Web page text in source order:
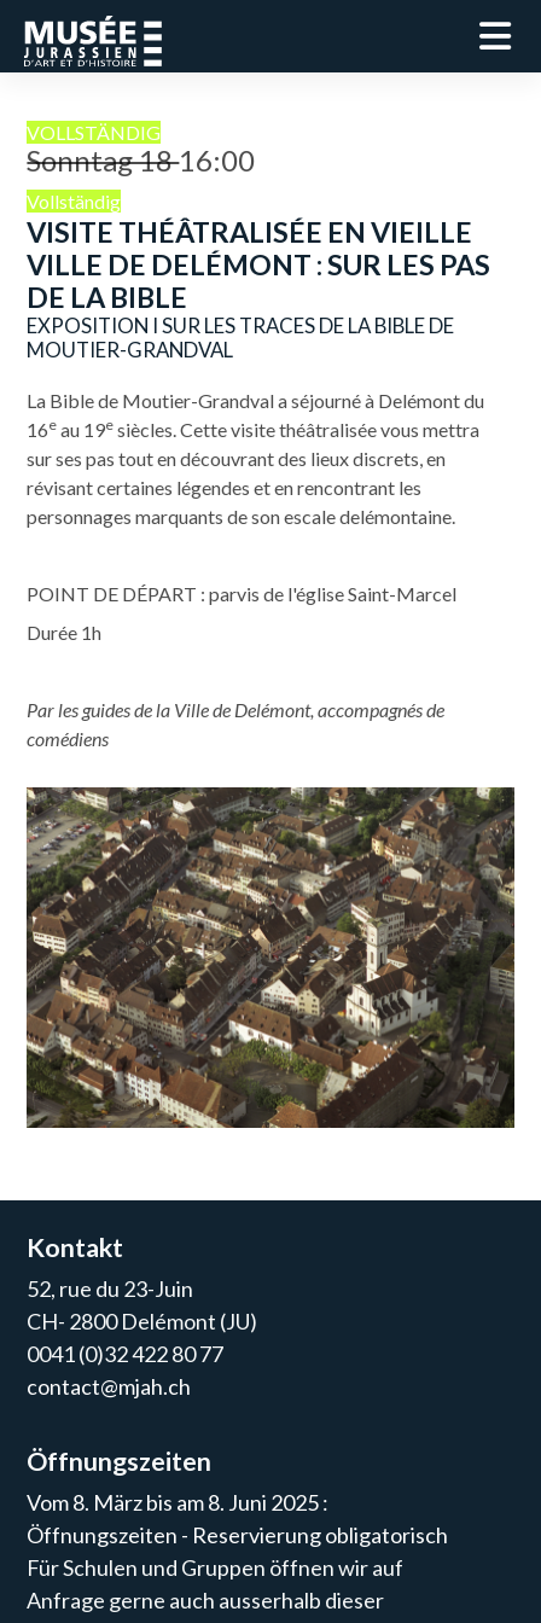
VOLLSTÄNDIG
Sonntag 1816:00
Vollständig
VISITE THÉÂTRALISÉE EN VIEILLE
VILLE DE DELÉMONT : SUR LES PAS
DE LA BIBLE
EXPOSITION I SUR LES TRACES DE LA BIBLE DE
MOUTIER-GRANDVAL
La Bible de Moutier-Grandval a séjourné à Delémont du
16e au 19e siècles. Cette visite théâtralisée vous mettra
sur ses pas tout en découvrant des lieux discrets, en
révisant certaines légendes et en rencontrant les
personnages marquants de son escale delémontaine.
POINT DE DÉPART : parvis de l'église Saint-Marcel
Durée 1h
Par les guides de la Ville de Delémont, accompagnés de
comédiens
Kontakt
52, rue du 23-Juin
CH- 2800 Delémont (JU)
0041 (0)32 422 80 77
contact@mjah.ch
Öffnungszeiten
Vom 8. März bis am 8. Juni 2025 :
Öffnungszeiten - Reservierung obligatorisch
Für Schulen und Gruppen öffnen wir auf
Anfrage gerne auch ausserhalb dieser